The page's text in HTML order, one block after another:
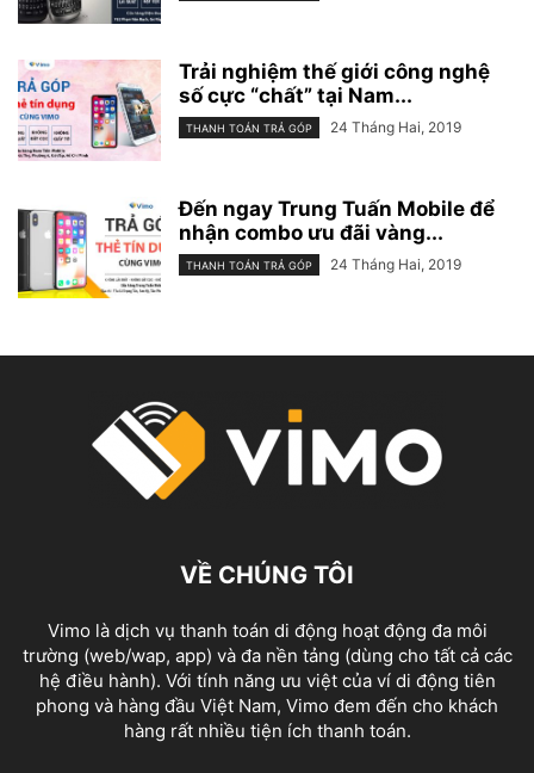
Trải nghiệm thế giới công nghệ
số cực “chất” tại Nam...
THANH TOÁN TRẢ GÓP 24 Tháng Hai, 2019
Đến ngay Trung Tuấn Mobile để
nhận combo ưu đãi vàng...
THANH TOÁN TRẢ GÓP 24 Tháng Hai, 2019
VỀ CHÚNG TÔI
Vimo là dịch vụ thanh toán di động hoạt động đa môi
trường (web/wap, app) và đa nền tảng (dùng cho tất cả các
hệ điều hành). Với tính năng ưu việt của ví di động tiên
phong và hàng đầu Việt Nam, Vimo đem đến cho khách
hàng rất nhiều tiện ích thanh toán.